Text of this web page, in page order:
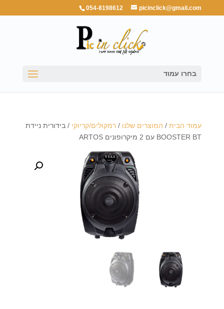
054-8198612 picinclick@gmail.com
בחרו עמוד
עמוד הבית/ המוצרים שלנו / רמקולים/קריוקי / בידורית ניידת
BOOSTER BT עם 2 מיקרופונים ARTOS